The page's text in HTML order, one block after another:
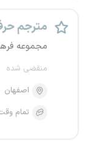
مترجم
مجموعه
منقضی شده
اصفهان
تمام